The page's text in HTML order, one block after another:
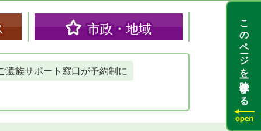
市政・地域
遺族サポート窓口が予約制に
このページを一時保存する